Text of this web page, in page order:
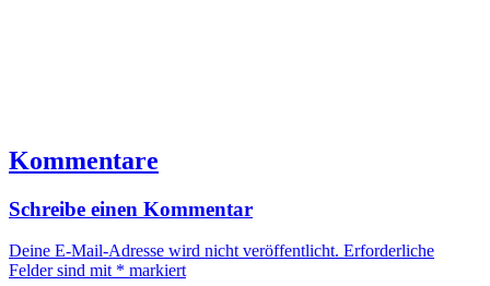
Kommentare
Schreibe einen Kommentar
Deine E-Mail-Adresse wird nicht veröffentlicht. Erforderliche
Felder sind mit * markiert